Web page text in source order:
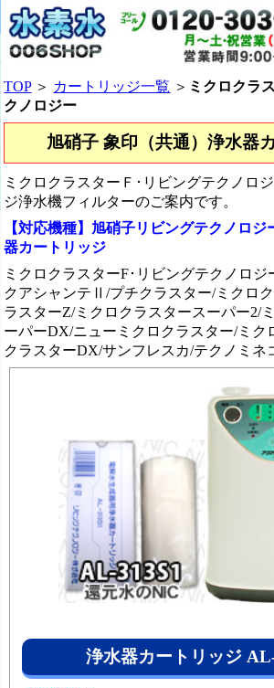
TOP＞ カートリッジ一覧 ＞ ミクロクラ
クノロジー
旭硝子 象印（共通）浄水器
ミクロクラスターＦ･リビングテクノロ
ジ浄水機フィルターのご案内です。
【対応機種】旭硝子リビングテクノロ
器カートリッジ
ミクロクラスターF･リビングテクノロ
クアシャンテⅡ/プチクラスター/ミクロ
ラスターZ/ミクロクラスタースーパー2/
ーパーDX/ニューミクロクラスター/ミク
クラスターDX/サンフレスカ/テクノミネ
浄水器カートリッジ